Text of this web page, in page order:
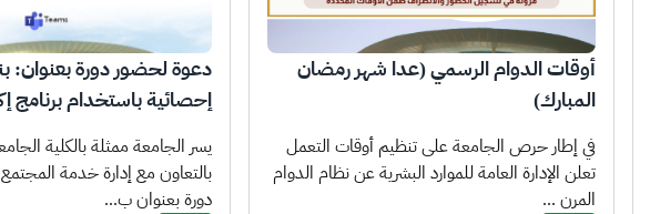
أوقات الدوام الرسمي (عدا شهر رمضان
المبارك)
في إطار حرص الجامعة على تنظيم أوقات التعمل
تعلن الإدارة العامة للموارد البشرية عن نظام الدوام
المرن ...
دعوة لحضور دورة بعنوان:
إحصائية باستخدام برنامج
يسر الجامعة ممثلة بالكلية
بالتعاون مع إدارة خدمة
دورة بعنوان ب...